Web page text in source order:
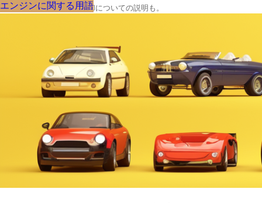
クルマの大辞典、購入･売却についての説明も。
エンジンに関する用語
エンジンに関する用語
エンジンに関する用語
エンジンに関する用語
エンジンに関する用語
エンジンに関する用語
エンジンに関する用語
エンジンに関する用語
エンジンに関する用語